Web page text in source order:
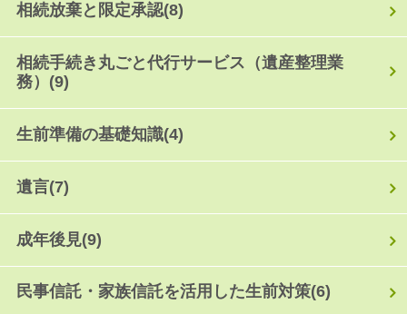
相続放棄と限定承認(8)
相続手続き丸ごと代行サービス（遺産整理業
務） (9)
生前準備の基礎知識(4)
遺言(7)
成年後見(9)
民事信託・家族信託を活用した生前対策(6)